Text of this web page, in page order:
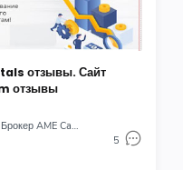
отзывы. Сайт
отзывы
Брокер AME Capitals отзывы
5